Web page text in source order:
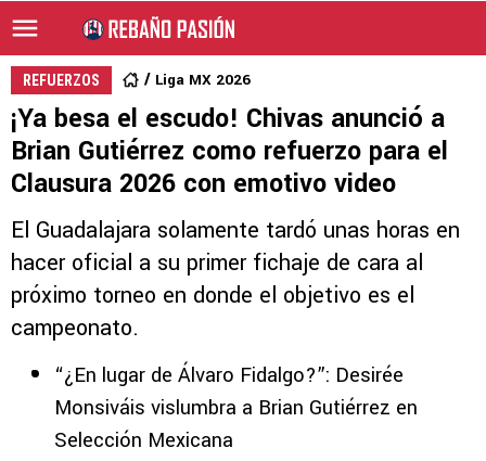
REFUERZOS Liga MX 2026
¡Ya besa el escudo! Chivas anunció a
Brian Gutiérrez como refuerzo para el
Clausura 2026 con emotivo video
El Guadalajara solamente tardó unas horas en
hacer oficial a su primer fichaje de cara al
próximo torneo en donde el objetivo es el
campeonato.
“¿En lugar de Álvaro Fidalgo?”: Desirée
Monsiváis vislumbra a Brian Gutiérrez en
Selección Mexicana